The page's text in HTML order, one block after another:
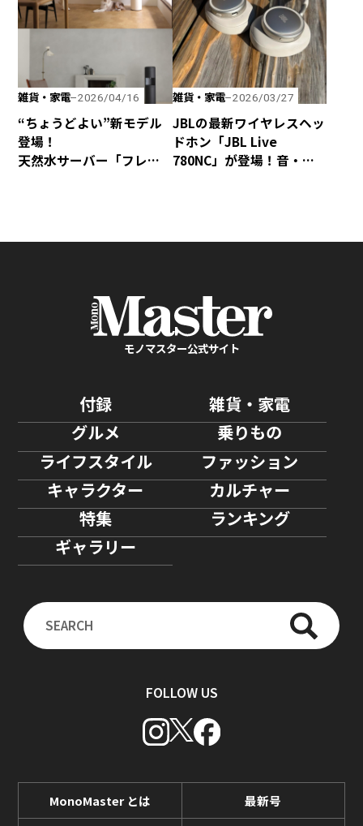
雑貨・家電 2026/04/16
“ちょうどよい”新モデル
登場！
天然水サーバー「フレ
雑貨・家電 2026/03/27
JBLの最新ワイヤレスヘッ
ドホン「JBL Live
780NC」が登場！音・装
モノマスター公式サイト
付録
雑貨・家電
グルメ
乗りもの
ライフスタイル
ファッション
キャラクター
カルチャー
特集
ランキング
ギャラリー
FOLLOW US
MonoMaster とは 最新号